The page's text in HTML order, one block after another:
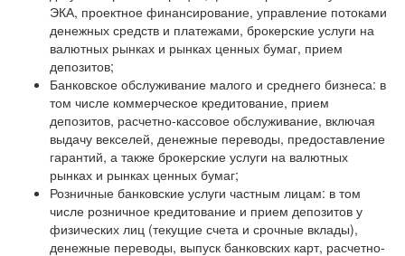
ЭКА, проектное финансирование, управление потоками
денежных средств и платежами, брокерские услуги на
валютных рынках и рынках ценных бумаг, прием
депозитов;
Банковское обслуживание малого и среднего бизнеса: в
том числе коммерческое кредитование, прием
депозитов, расчетно-кассовое обслуживание, включая
выдачу векселей, денежные переводы, предоставление
гарантий, а также брокерские услуги на валютных
рынках и рынках ценных бумаг;
Розничные банковские услуги частным лицам: в том
числе розничное кредитование и прием депозитов у
физических лиц (текущие счета и срочные вклады),
денежные переводы, выпуск банковских карт, расчетно-